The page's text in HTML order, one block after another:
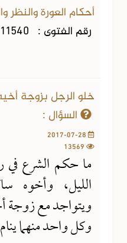
أحكام العورة والنظر
رقم الفتوى : 11540
خلو الرجل بزوجة
السؤال :
ما حكم الشرع
الليل، وأخوه
ويتواجد مع زوجة
وكل واحد منهما